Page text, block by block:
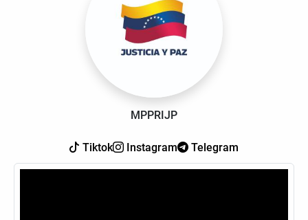
MPPRIJP
Tiktok Instagram Telegram